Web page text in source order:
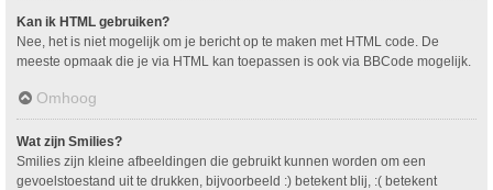
Kan ik HTML gebruiken?
Nee, het is niet mogelijk om je bericht op te maken met HTML code. De
meeste opmaak die je via HTML kan toepassen is ook via BBCode mogelijk.
Omhoog
Wat zijn Smilies?
Smilies zijn kleine afbeeldingen die gebruikt kunnen worden om een
gevoelstoestand uit te drukken, bijvoorbeeld :) betekent blij, :( betekent